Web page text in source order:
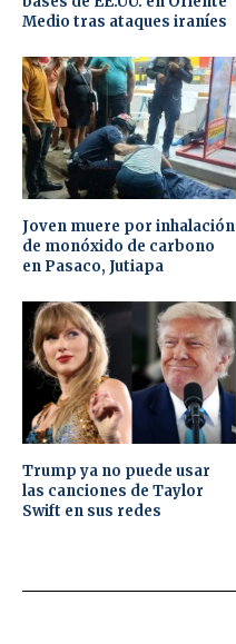
Medio tras ataques iraníes
Joven muere por inhalación
de monóxido de carbono
en Pasaco, Jutiapa
Trump ya no puede usar
las canciones de Taylor
Swift en sus redes